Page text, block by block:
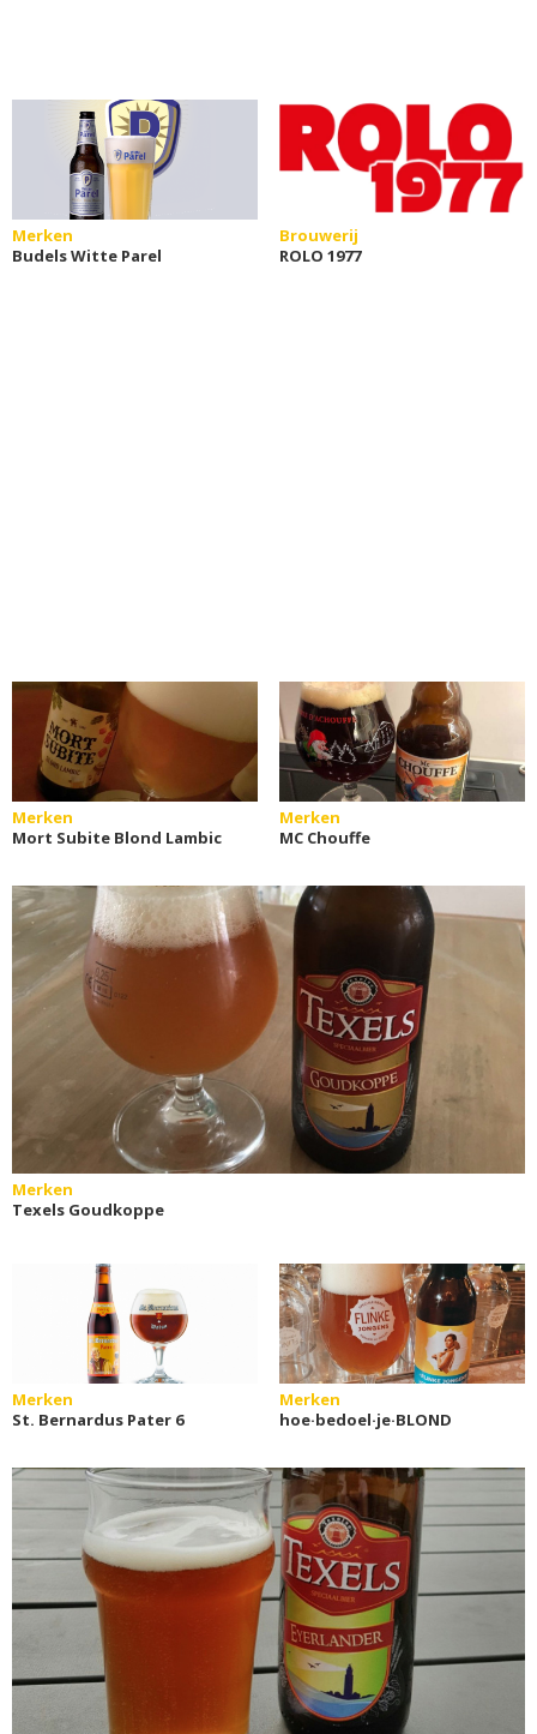
Merken
Budels Witte Parel
Brouwerij
ROLO 1977
Merken
Mort Subite Blond Lambic
Merken
MC Chouffe
Merken
Texels Goudkoppe
Merken
St. Bernardus Pater 6
Merken
hoe·bedoel·je·BLOND